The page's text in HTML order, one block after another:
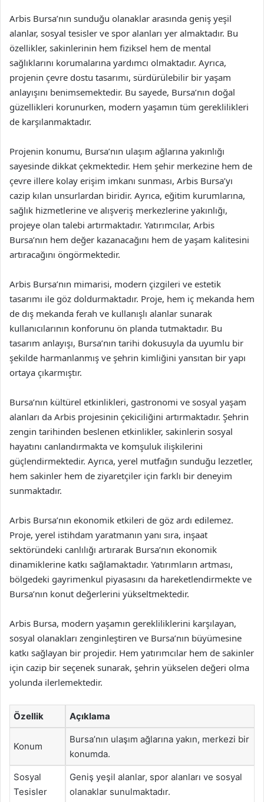
Arbis Bursa’nın sunduğu olanaklar arasında geniş yeşil
alanlar, sosyal tesisler ve spor alanları yer almaktadır. Bu
özellikler, sakinlerinin hem fiziksel hem de mental
sağlıklarını korumalarına yardımcı olmaktadır. Ayrıca,
projenin çevre dostu tasarımı, sürdürülebilir bir yaşam
anlayışını benimsemektedir. Bu sayede, Bursa’nın doğal
güzellikleri korunurken, modern yaşamın tüm gereklilikleri
de karşılanmaktadır.
Projenin konumu, Bursa’nın ulaşım ağlarına yakınlığı
sayesinde dikkat çekmektedir. Hem şehir merkezine hem de
çevre illere kolay erişim imkanı sunması, Arbis Bursa’yı
cazip kılan unsurlardan biridir. Ayrıca, eğitim kurumlarına,
sağlık hizmetlerine ve alışveriş merkezlerine yakınlığı,
projeye olan talebi artırmaktadır. Yatırımcılar, Arbis
Bursa’nın hem değer kazanacağını hem de yaşam kalitesini
artıracağını öngörmektedir.
Arbis Bursa’nın mimarisi, modern çizgileri ve estetik
tasarımı ile göz doldurmaktadır. Proje, hem iç mekanda hem
de dış mekanda ferah ve kullanışlı alanlar sunarak
kullanıcılarının konforunu ön planda tutmaktadır. Bu
tasarım anlayışı, Bursa’nın tarihi dokusuyla da uyumlu bir
şekilde harmanlanmış ve şehrin kimliğini yansıtan bir yapı
ortaya çıkarmıştır.
Bursa’nın kültürel etkinlikleri, gastronomi ve sosyal yaşam
alanları da Arbis projesinin çekiciliğini artırmaktadır. Şehrin
zengin tarihinden beslenen etkinlikler, sakinlerin sosyal
hayatını canlandırmakta ve komşuluk ilişkilerini
güçlendirmektedir. Ayrıca, yerel mutfağın sunduğu lezzetler,
hem sakinler hem de ziyaretçiler için farklı bir deneyim
sunmaktadır.
Arbis Bursa’nın ekonomik etkileri de göz ardı edilemez.
Proje, yerel istihdam yaratmanın yanı sıra, inşaat
sektöründeki canlılığı artırarak Bursa’nın ekonomik
dinamiklerine katkı sağlamaktadır. Yatırımların artması,
bölgedeki gayrimenkul piyasasını da hareketlendirmekte ve
Bursa’nın konut değerlerini yükseltmektedir.
Arbis Bursa, modern yaşamın gerekliliklerini karşılayan,
sosyal olanakları zenginleştiren ve Bursa’nın büyümesine
katkı sağlayan bir projedir. Hem yatırımcılar hem de sakinler
için cazip bir seçenek sunarak, şehrin yükselen değeri olma
yolunda ilerlemektedir.
Özellik Açıklama
Konum
Bursa’nın ulaşım ağlarına yakın, merkezi bir
konumda.
Sosyal
Tesisler
Geniş yeşil alanlar, spor alanları ve sosyal
olanaklar sunulmaktadır.